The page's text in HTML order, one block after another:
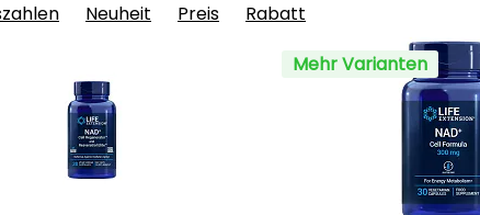
Neuheit Preis Rabatt
Mehr Varianten